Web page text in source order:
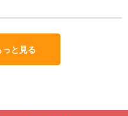
と見る